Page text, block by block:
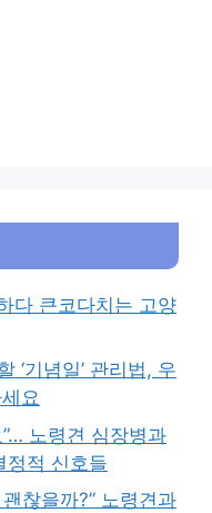
다 큰코다치는 고양
‘기념일’ 관리법, 우
요
노령견 심장병과
정적 신호들
찮을까?” 노령견과